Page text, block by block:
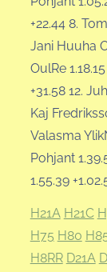
+22.44 8.
Jani Huuha
OulRe
+31.58 12.
Kaj
Valasma
Pohjant
1.55.39
H21A H21C
H75 H80
H8RR D21A